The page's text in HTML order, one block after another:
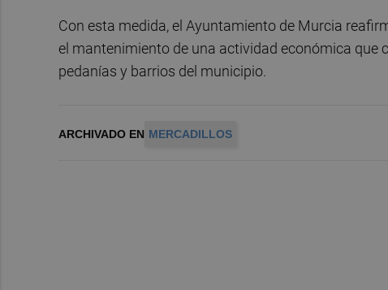
Con esta medida, el Ayuntamiento de Murcia
el mantenimiento de una actividad económica que
pedanías y barrios del municipio.
ARCHIVADO EN MERCADILLOS